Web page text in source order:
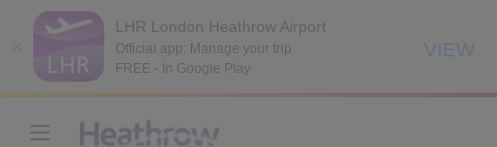
LHR London Heathrow Airport
Official app: Manage your trip
FREE - In Google Play
VIEW